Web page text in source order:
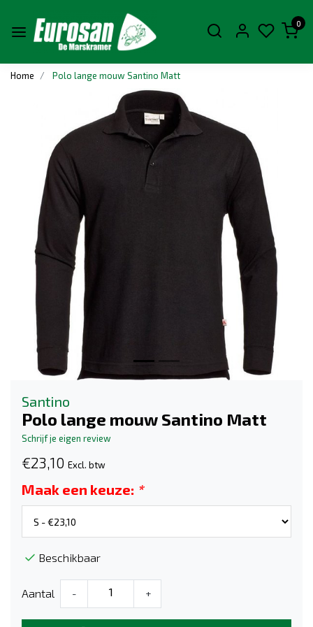
0
Home Polo lange mouw Santino Matt
Vorige
Santino
Polo lange mouw Santino Matt
Schrijf je eigen review
€23,10 Excl. btw
Maak een keuze: *
Beschikbaar
Aantal - +